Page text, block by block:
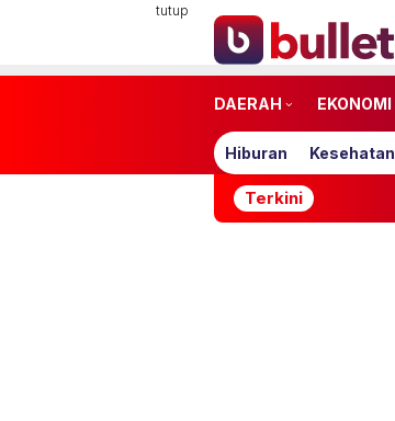
tutup
DAERAH EKONOMI
Hiburan Kesehatan
Terkini